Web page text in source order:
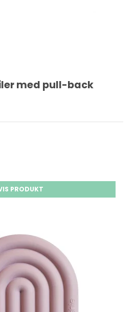
med pull-back
PRODUKT